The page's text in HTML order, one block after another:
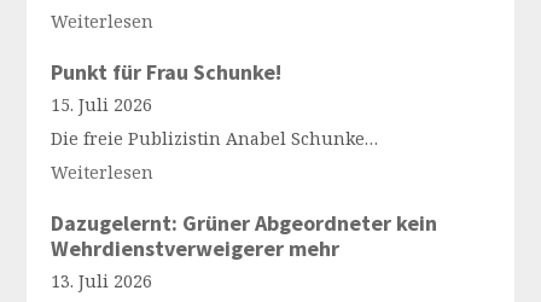
Weiterlesen
Punkt für Frau Schunke!
15. Juli 2026
Die freie Publizistin Anabel Schunke…
Weiterlesen
Dazugelernt: Grüner Abgeordneter kein
Wehrdienstverweigerer mehr
13. Juli 2026